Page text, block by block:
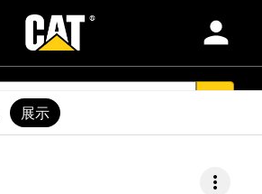
person
more_vert
展示